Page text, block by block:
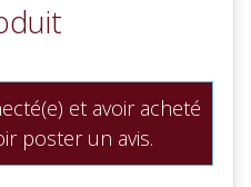
et avoir acheté
poster un avis.